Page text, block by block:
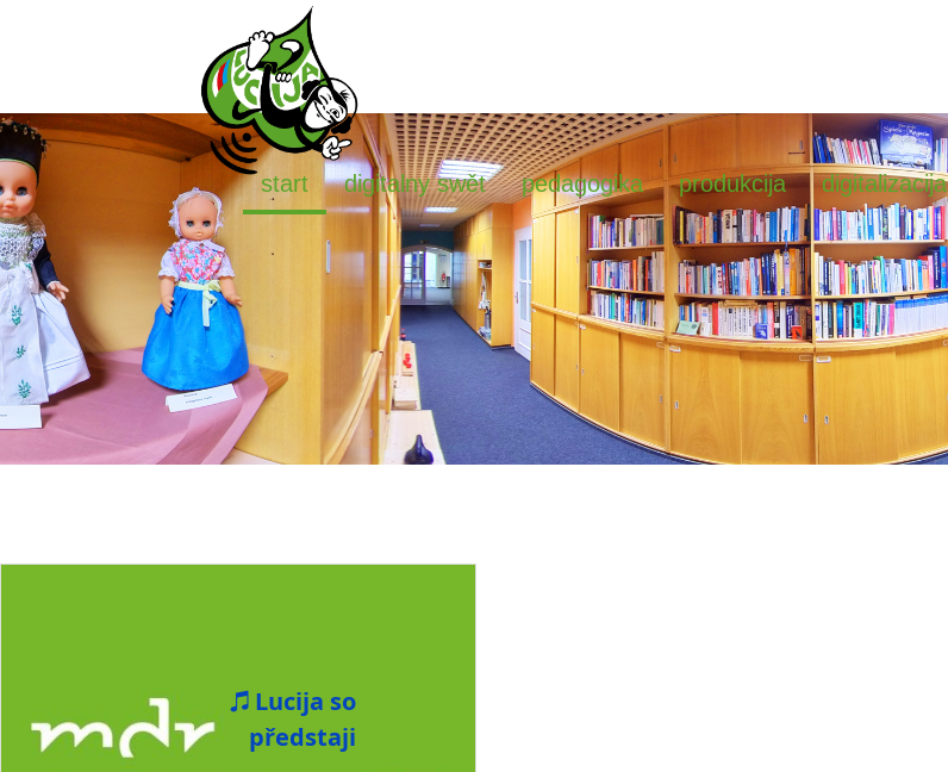
start digitalny swět pedagogika produkcija digitalizacija
Lucija so
předstaji